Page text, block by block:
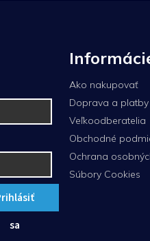
sa
Ako nakupovať
Doprava a platby
Veľkoodberatelia
Obchodné
Ochrana
Súbory Cookies